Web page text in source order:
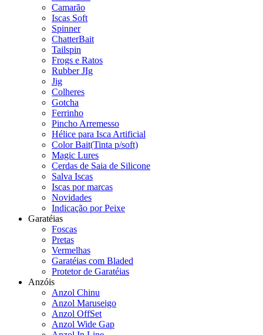
Camarão
Iscas Soft
Spinner
ChatterBait
Tailspin
Frogs e Ratos
Rubber JIg
Jig
Colheres
Gotcha
Ferrinho
Pincho Arremesso
Hélice para Isca Artificial
Color Bait(Tinta p/soft)
Magic Lures
Cerdas de Saia de Silicone
Salva Iscas
Iscas por marcas
Novidades
Indicação por Peixe
Garatéias
Foscas
Pretas
Vermelhas
Garatéias com Bladed
Protetor de Garatéias
Anzóis
Anzol Chinu
Anzol Maruseigo
Anzol OffSet
Anzol Wide Gap